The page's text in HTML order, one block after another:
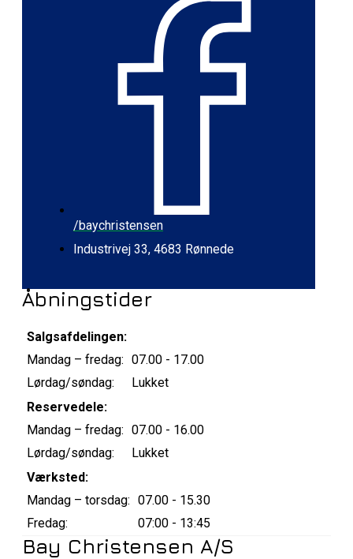
/baychristensen
Industrivej 33, 4683 Rønnede
Åbningstider
Salgsafdelingen:
Mandag – fredag: 07.00 - 17.00
Lørdag/søndag:
Lukket
Reservedele:
Mandag – fredag: 07.00 - 16.00
Lørdag/søndag:
Lukket
Værksted:
Mandag – torsdag: 07.00 - 15.30
Fredag:
07:00 - 13:45
Bay Christensen A/S